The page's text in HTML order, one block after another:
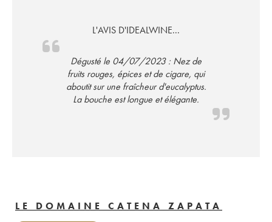
L'AVIS D'IDEALWINE...
Dégusté le 04/07/2023 : Nez de
fruits rouges, épices et de cigare, qui
aboutit sur une fraîcheur d'eucalyptus.
La bouche est longue et élégante.
LE DOMAINE CATENA ZAPATA